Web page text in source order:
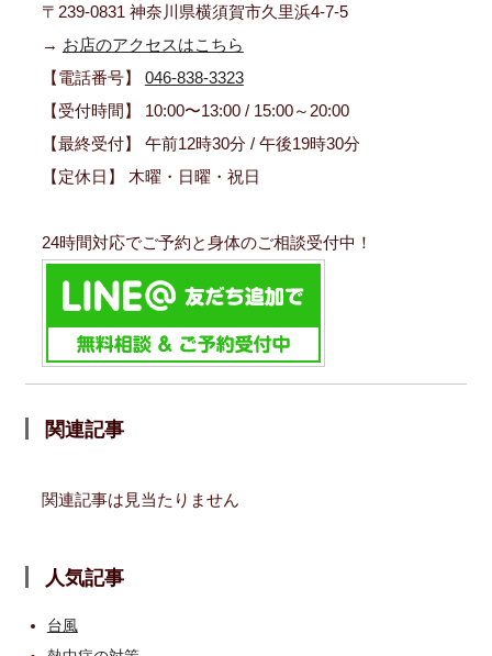
〒239-0831 神奈川県横須賀市久里浜4-7-5
→ お店のアクセスはこちら
【電話番号】 046-838-3323
【受付時間】 10:00〜13:00 / 15:00～20:00
【最終受付】 午前12時30分 / 午後19時30分
【定休日】 木曜・日曜・祝日
24時間対応でご予約と身体のご相談受付中！
関連記事
関連記事は見当たりません
人気記事
台風